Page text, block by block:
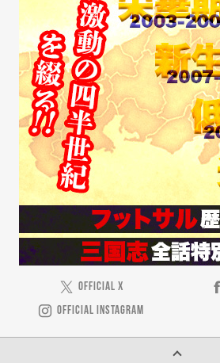
OFFICIAL X
OFFICIAL INSTAGRAM